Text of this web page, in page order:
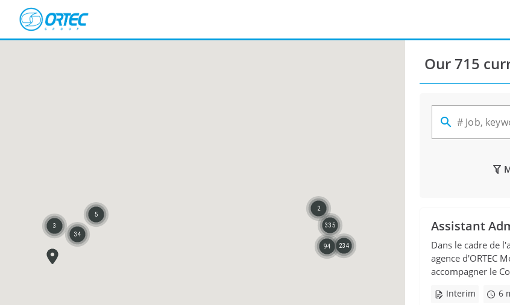
335
234
34
94
3
5
2
Our 715
# Job,
Assistant
Dans le cadre de
agence d'ORTEC
accompagner le
Interim 6
Cookies management panel